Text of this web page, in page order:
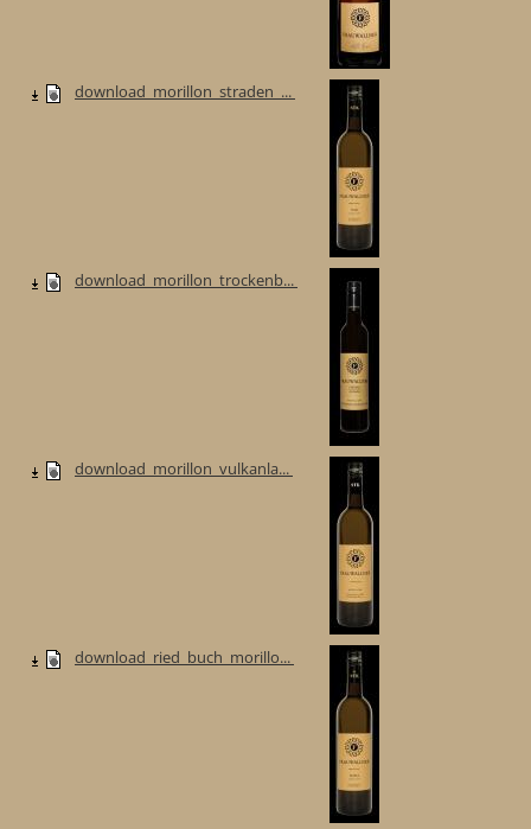
download_morillon_straden_...
download_morillon_trockenb...
download_morillon_vulkanla...
download_ried_buch_morillo...